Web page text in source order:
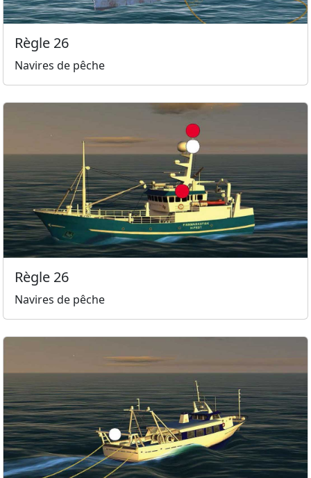
Règle 26
Navires de pêche
Règle 26
Navires de pêche